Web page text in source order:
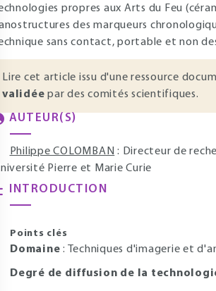
propres aux Arts du Feu
des marqueurs
sans contact, portable et non
Lire cet article issu d'une ressource
validée par des comités scientifiques.
AUTEUR(S)
Philippe COLOMBAN : Directeur de
Pierre et Marie Curie
INTRODUCTION
Points clés
Domaine : Techniques d'imagerie et
Degré de diffusion de la